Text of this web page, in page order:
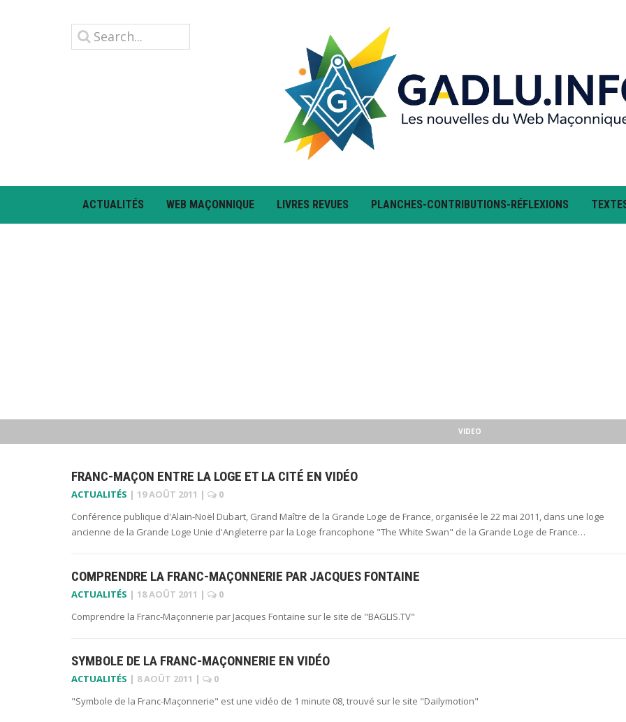
ACTUALITÉS WEB MAÇONNIQUE LIVRES REVUES PLANCHES-CONTRIBUTIONS-RÉFLEXIONS
VIDEO
FRANC-MAÇON ENTRE LA LOGE ET LA CITÉ EN VIDÉO
ACTUALITÉS | 19 AOÛT 2011 |
0
Conférence publique d'Alain-Noël Dubart, Grand Maître de la Grande Loge de France, organisée le 22 mai 2011, dans une loge
ancienne de la Grande Loge Unie d'Angleterre par la Loge francophone "The White Swan" de la Grande Loge de France…
COMPRENDRE LA FRANC-MAÇONNERIE PAR JACQUES FONTAINE
ACTUALITÉS | 18 AOÛT 2011 |
0
Comprendre la Franc-Maçonnerie par Jacques Fontaine sur le site de "BAGLIS.TV"
SYMBOLE DE LA FRANC-MAÇONNERIE EN VIDÉO
ACTUALITÉS | 8 AOÛT 2011 |
0
"Symbole de la Franc-Maçonnerie" est une vidéo de 1 minute 08, trouvé sur le site "Dailymotion"